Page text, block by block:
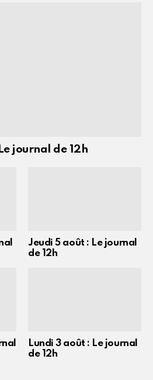
journal de 12h
Jeudi 5 août : Le journal
de 12h
Lundi 3 août : Le journal
de 12h